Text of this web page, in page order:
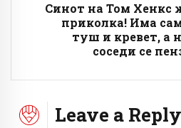
Синот на Том Хенкс
приколка! Има
туш и кревет, а
соседи се
Leave a Reply